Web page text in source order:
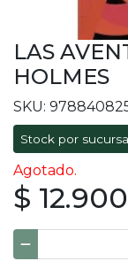
LAS
HOLMES
SKU:
Stock por
Agotado.
$ 12.900